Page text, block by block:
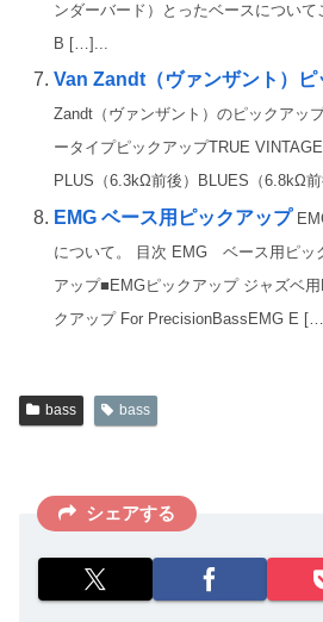
ンダーバード）とったベースについ
B […]...
Van Zandt（ヴァンザント）ピ
Zandt（ヴァンザント）のピックアッ
ータイプピックアップTRUE
PLUS（6.3kΩ前後）BLUES（6.8kΩ
EMG ベース用ピックアップ
について。 目次 EMG ベース用ピッ
アップ■EMGピックアップ ジャズベ
クアップ For PrecisionBassEMG E
bass bass
シェアする